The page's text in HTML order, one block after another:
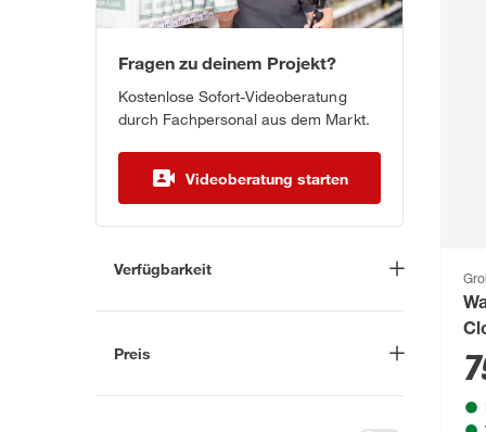
Fragen zu deinem Projekt?
Kostenlose Sofort-Videoberatung
durch Fachpersonal aus dem Markt.
Videoberatung starten
Verfügbarkeit
Lieferung nach Hause (136)
bestellbar (55)
Preis